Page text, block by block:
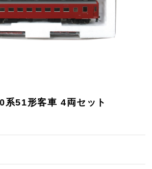
系51形客車 4両セット